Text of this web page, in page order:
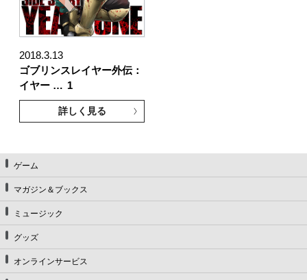
2018.3.13
ゴブリンスレイヤー外伝：
イヤー … 1
詳しく見る
ゲーム
マガジン＆ブックス
ミュージック
グッズ
オンラインサービス